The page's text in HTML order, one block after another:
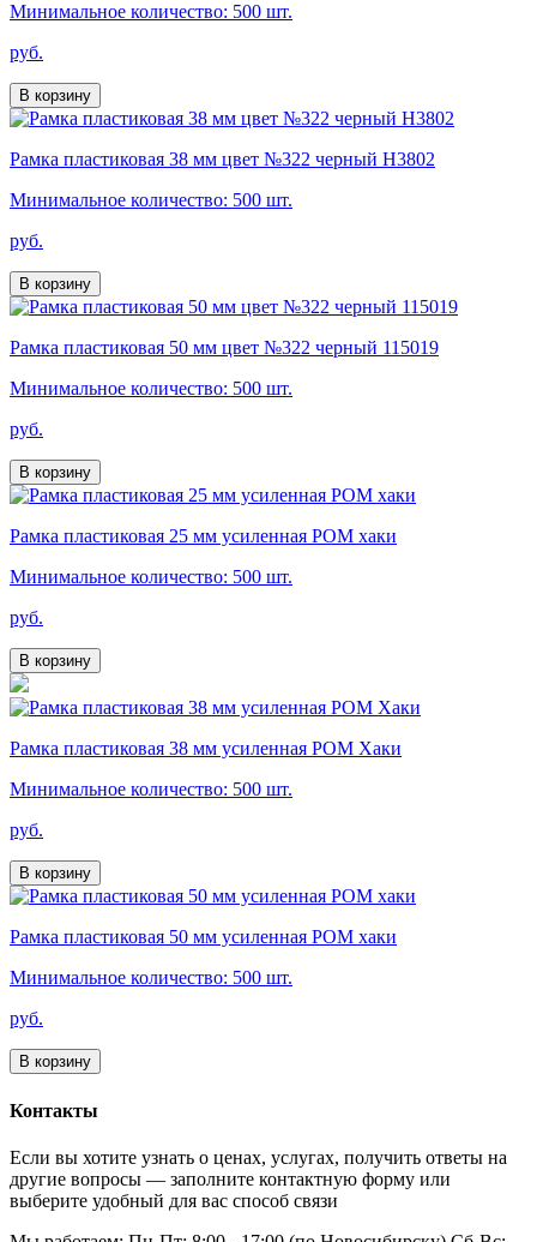
Минимальное количество: 500 шт.
руб.
В корзину
Рамка пластиковая 38 мм цвет №322 черный H3802
Минимальное количество: 500 шт.
руб.
В корзину
Рамка пластиковая 50 мм цвет №322 черный 115019
Минимальное количество: 500 шт.
руб.
В корзину
Рамка пластиковая 25 мм усиленная РОМ хаки
Минимальное количество: 500 шт.
руб.
В корзину
Рамка пластиковая 38 мм усиленная РОМ Хаки
Минимальное количество: 500 шт.
руб.
В корзину
Рамка пластиковая 50 мм усиленная РОМ хаки
Минимальное количество: 500 шт.
руб.
В корзину
Контакты
Если вы хотите узнать о ценах, услугах, получить ответы на
другие вопросы — заполните контактную форму или
выберите удобный для вас способ связи